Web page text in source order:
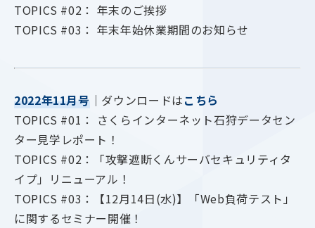
TOPICS #02： 年末のご挨拶
TOPICS #03： 年末年始休業期間のお知らせ
2022年11月号｜ダウンロードはこちら
TOPICS #01： さくらインターネット石狩データセン
ター見学レポート！
TOPICS #02：「攻撃遮断くんサーバセキュリティタ
イプ」リニューアル！
TOPICS #03：【12月14日(水)】「Web負荷テスト」
に関するセミナー開催！